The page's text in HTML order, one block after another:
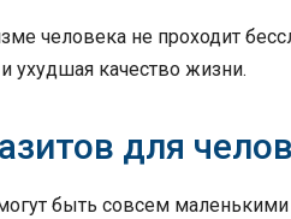
человека не проходит
ухудшая качество жизни.
для
быть совсем